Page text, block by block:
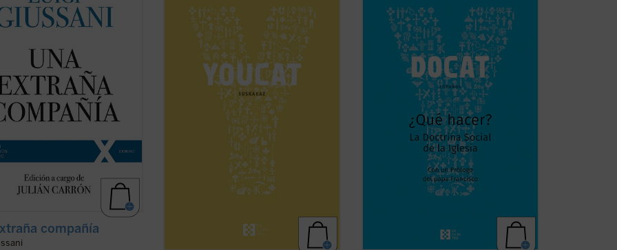
a que dieron lugar las
durante los tres primeros
espirituales de la Fraternidad
(ver ficha)
compañía
logelako isiltasunean, irakurri lagun
batekin, osatu lantaldeak eta sareak,
trukatu iritziak Interneten. Bai,
ezinbestekoa da zuek zuen gurasoen
belaunaldia baino ... (ver ficha)
excepcional para ayudar a los jóvenes de
hoy a conocer y vivir las enseñanzas de
carácter social de la Iglesia Católica.
Constituye, además, una interesante
continuación ...(ver ficha)